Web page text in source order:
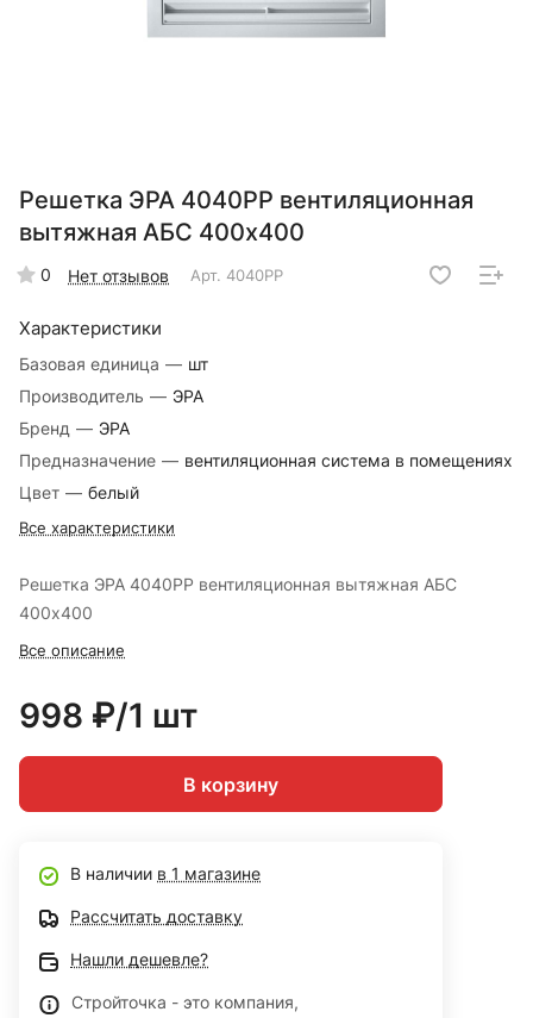
Решетка ЭРА 4040РР вентиляционная
вытяжная АБС 400х400
0 Нет отзывов Арт. 4040РР
Характеристики
Базовая единица — шт
Производитель — ЭРА
Бренд — ЭРА
Предназначение — вентиляционная система в помещениях
Цвет — белый
Все характеристики
Решетка ЭРА 4040РР вентиляционная вытяжная АБС
400х400
Все описание
998 ₽/1 шт
В корзину
В наличии в 1 магазине
Рассчитать доставку
Нашли дешевле?
Стройточка - это компания,